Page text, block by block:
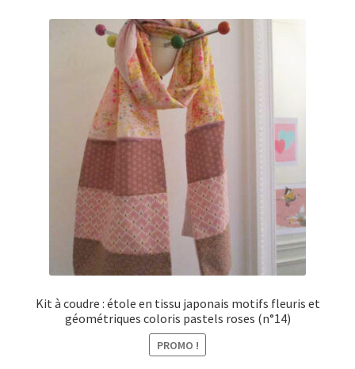
Kit à coudre : étole en tissu japonais motifs fleuris et
géométriques coloris pastels roses (n°14)
PROMO !